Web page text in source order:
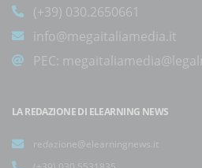
(+39) 030.2650661
info@megaitaliamedia.it
PEC:
LA REDAZIONE DI ELEARNING NEWS
redazione@elearningnews.it